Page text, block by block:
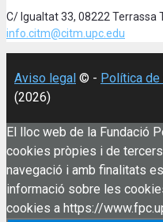
C/ Igualtat 33, 08222 Terrassa
info.citm@citm.upc.edu
Aviso legal © - Política
(2026)
El lloc web de la Fundació
cookies pròpies i de
navegació i amb finalitats
informació sobre les
cookies a https://